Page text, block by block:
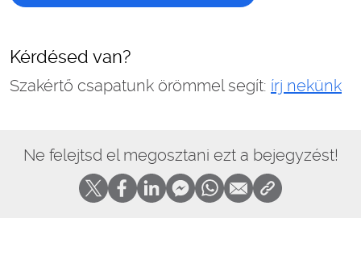
Kérdésed van?
Szakértő csapatunk örömmel segít: írj nekünk
Ne felejtsd el megosztani ezt a bejegyzést!